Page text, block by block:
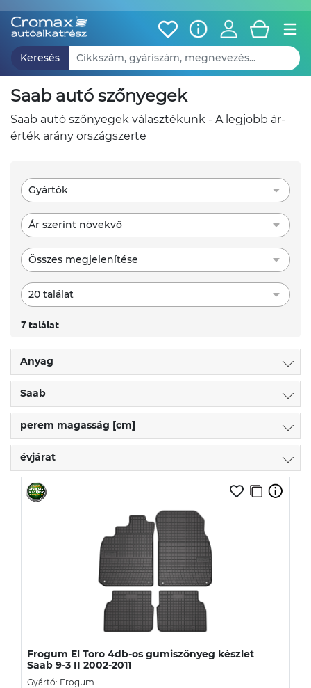
Keresés
saab autó szőnyegek
saab autó szőnyegek választékunk - A legjobb ár-
érték arány országszerte
Gyártók
Ár szerint növekvő
Összes megjelenítése
20 találat
7 találat
Anyag
Saab
perem magasság [cm]
évjárat
Frogum El Toro 4db-os gumiszőnyeg készlet
Saab 9-3 II 2002-2011
Gyártó: Frogum